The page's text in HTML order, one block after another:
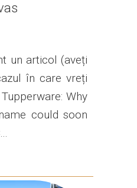
un articol (aveți
în care vreți
Why
could soon